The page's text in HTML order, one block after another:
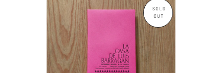
SOLD
OUT